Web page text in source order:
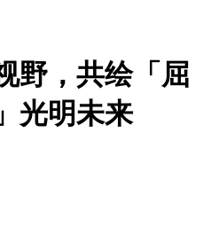
野，共绘「屈
光明未来